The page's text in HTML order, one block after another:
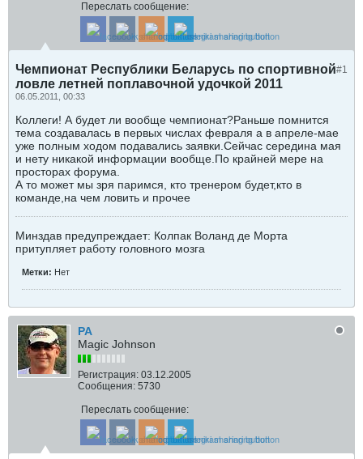
Переслать сообщение:
#1
Чемпионат Республики Беларусь по спортивной
ловле летней поплавочной удочкой 2011
06.05.2011, 00:33
Коллеги! А будет ли вообще чемпионат?Раньше помнится
тема создавалась в первых числах февраля а в апреле-мае
уже полным ходом подавались заявки.Сейчас середина мая
и нету никакой информации вообще.По крайней мере на
просторах форума.
А то может мы зря паримся, кто тренером будет,кто в
команде,на чем ловить и прочее
Минздав предупреждает: Колпак Воланд де Морта
притупляет работу головного мозга
Метки: Нет
РА
Magic Johnson
Регистрация: 03.12.2005
Сообщения: 5730
Переслать сообщение: